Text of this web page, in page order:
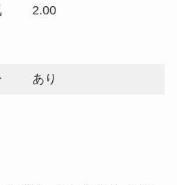
2.00
あり